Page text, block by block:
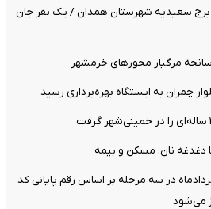
سعیدیه شهرستان همدان / یک نفر جان
چمران به ایستگاه بهره‌برداری رسید
دغدغه نان، مسکن و بیمه
مردادماه در سه مرحله بر اساس رقم پایانی کد
می‌شود